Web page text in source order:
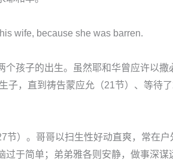
wife, because she was barren.
个孩子的出生。虽然耶和华曾应许以撒
子，直到祷告蒙应允（21节）、等待
节）。哥哥以扫生性好动直爽，常在户
过于简单；弟弟雅各则安静，做事深谋